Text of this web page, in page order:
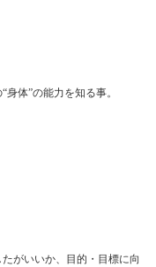
体”の能力を知る事。
がいいか、目的・目標に向